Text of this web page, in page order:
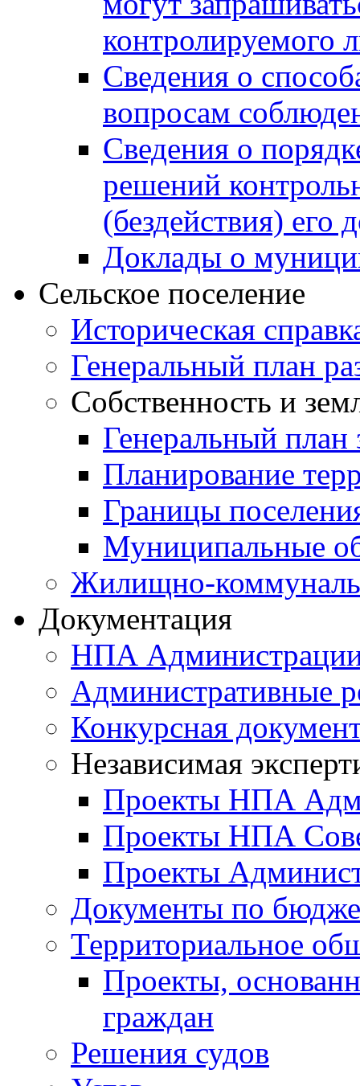
контролируемого
Сведения о
вопросам
Сведения о
решений
(бездействия)
Доклады о
Сельское поселение
Историческая
Генеральный план
Собственность и
Генеральный план
Планирование
Границы
Муниципальные
Жилищно-
Документация
НПА
Административные
Конкурсная
Независимая
Проекты НПА
Проекты НПА
Проекты
Документы по
Территориальное
Проекты,
граждан
Решения судов